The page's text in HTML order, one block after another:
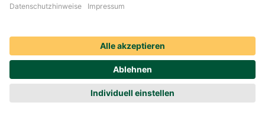
ökologische und/oder soziale Merkmale berücksichtigt.Zu der oben
genannten Anlagemöglichkeit finden Sie hier die
nachhaltigkeitsbezogenen Offenlegungen:
Regelmäßige Informationen zum Sicherungsvermögen
(DEVK Lebensversicherungsverein a.G.) herunterladen (PDF,
205 KB)